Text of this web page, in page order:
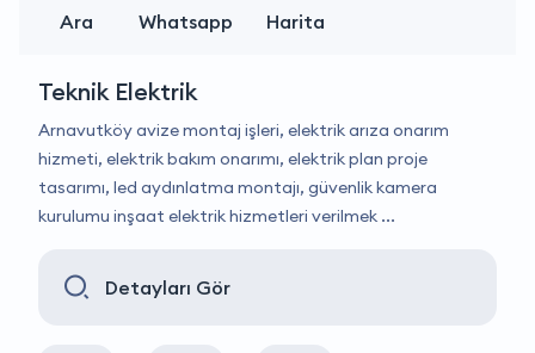
Ara Whatsapp Harita
Teknik Elektrik
Arnavutköy avize montaj işleri, elektrik arıza onarım
hizmeti, elektrik bakım onarımı, elektrik plan proje
tasarımı, led aydınlatma montajı, güvenlik kamera
kurulumu inşaat elektrik hizmetleri verilmek ...
Detayları Gör